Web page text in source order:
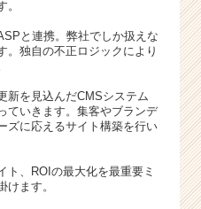
と連携。弊社でしか扱えな
。独自の不正ロジックにより
新を見込んだCMSシステム
ていきます。集客やブランデ
ズに応えるサイト構築を行い
ト、ROIの最大化を最重要ミ
けます。